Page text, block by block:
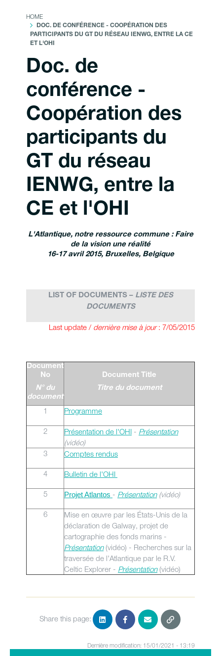
HOME
DOC. DE CONFÉRENCE - COOPÉRATION DES
PARTICIPANTS DU GT DU RÉSEAU IENWG, ENTRE LA CE
ET L'OHI
Doc. de
conférence -
Coopération des
participants du
GT du réseau
IENWG, entre la
CE et l'OHI
L'Atlantique, notre ressource commune : Faire
de la vision une réalité
16-17 avril 2015, Bruxelles, Belgique
LIST OF DOCUMENTS – LISTE DES
DOCUMENTS
Last update / dernière mise à jour: 7/05/2015
Document
No
N° du
document
Document Title
Titre du document
1 Programme
2 Présentation de l'OHI - Présentation
(vidéo)
3
Comptes rendus
4 Bulletin de l'OHI
5 Projet Atlantos - Présentation(vidéo)
6
Mise en œuvre par les États-Unis de la
déclaration de Galway, projet de
cartographie des fonds marins -
Présentation(vidéo) - Recherches sur la
traversée de l'Atlantique par le R.V.
Celtic Explorer - Présentation(vidéo)
Share this page:
Dernière modification: 15/01/2021 - 13:19